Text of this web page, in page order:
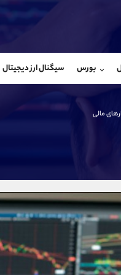
بورس سیگنال ارز دیجیتال
مالی @Armteam_admin_103